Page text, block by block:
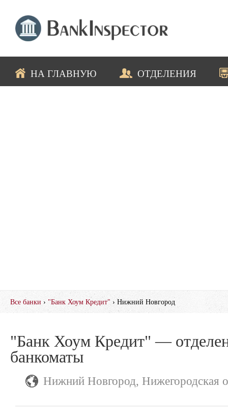
НА ГЛАВНУЮ ОТДЕЛЕНИЯ
Все банки › "Банк Хоум Кредит" › Нижний Новгород
"Банк Хоум Кредит" —
банкоматы
Нижний Новгород, Нижегородская